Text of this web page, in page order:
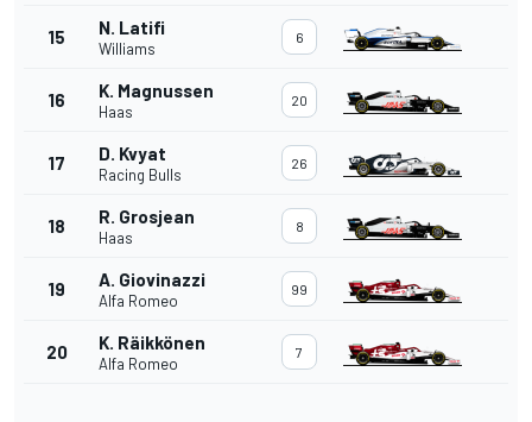
15 N. Latifi
Williams
6
16 K. Magnussen
Haas
20
17 D. Kvyat
Racing Bulls
26
18 R. Grosjean
Haas
8
19 A. Giovinazzi
Alfa Romeo
99
20 K. Räikkönen
Alfa Romeo
7